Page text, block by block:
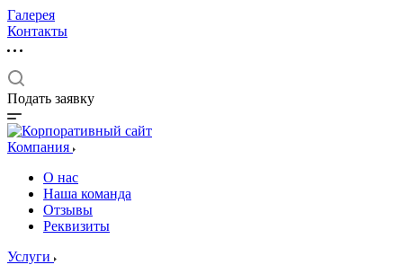
Галерея
Контакты
Подать заявку
Компания
О нас
Наша команда
Отзывы
Реквизиты
Услуги